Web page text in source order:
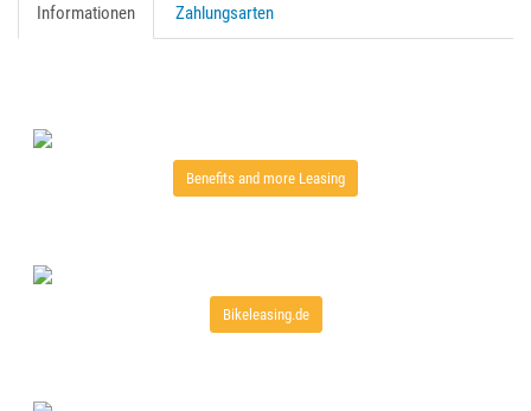
Informationen Zahlungsarten
Benefits and more Leasing
Bikeleasing.de